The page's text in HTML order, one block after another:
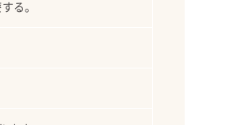
る。